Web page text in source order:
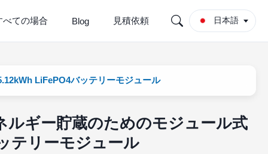
べての場合 Blog 見積依頼 日本語
LiFePO4バッテリーモジュール
ルギー貯蔵のためのモジュール式
テリーモジュール